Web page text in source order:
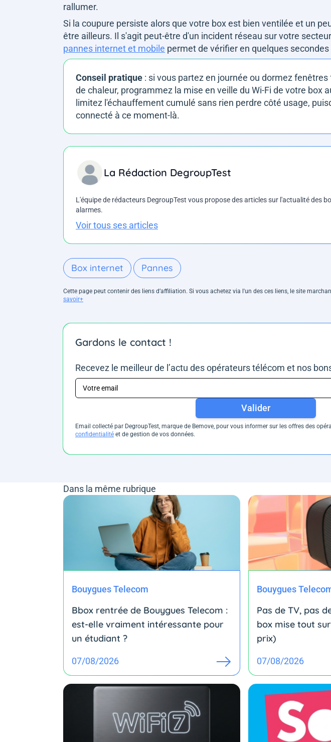
rallumer.
Si la coupure persiste alors que votre box est bien ventilée et un
être ailleurs. Il s'agit peut-être d'un incident réseau sur votre
pannes internet et mobile permet de vérifier en quelques
Conseil pratique : si vous partez en journée ou dormez
de chaleur, programmez la mise en veille du Wi-Fi de votre box
limitez l'échauffement cumulé sans rien perdre côté usage,
connecté à ce moment-là.
La Rédaction DegroupTest
L'équipe de rédacteurs DegroupTest vous propose des articles sur l'actualité des
alarmes.
Voir tous ses articles
Box internet Pannes
Cette page peut contenir des liens d’affiliation. Si vous achetez via l'un des ces liens, le site
savoir+
Gardons le contact !
Recevez le meilleur de l’actu des opérateurs télécom et nos
Valider
Email collecté par DegroupTest, marque de Bemove, pour vous informer sur les offres des
confidentialité et de gestion de vos données.
Dans la même rubrique
Bouygues Telecom
Bbox rentrée de Bouygues Telecom :
est-elle vraiment intéressante pour
un étudiant ?
07/08/2026
Bouygues
Pas de TV, pas
box mise tout
prix)
07/08/2026